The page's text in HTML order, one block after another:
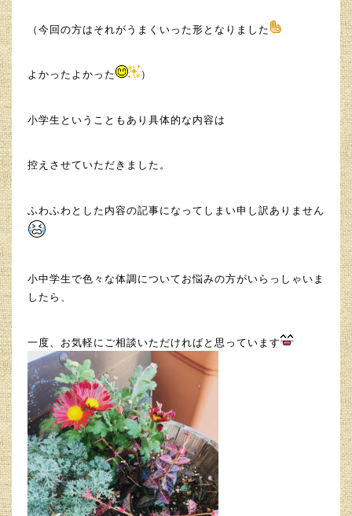
（今回の方はそれがうまくいった形となりました
よかったよかった ）
小学生ということもあり具体的な内容は
控えさせていただきました。
ふわふわとした内容の記事になってしまい申し訳ありません
小中学生で色々な体調についてお悩みの方がいらっしゃいま
したら、
一度、お気軽にご相談いただければと思っています